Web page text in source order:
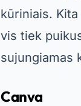
kūriniais.
vis tiek
sujungiamas
Canva